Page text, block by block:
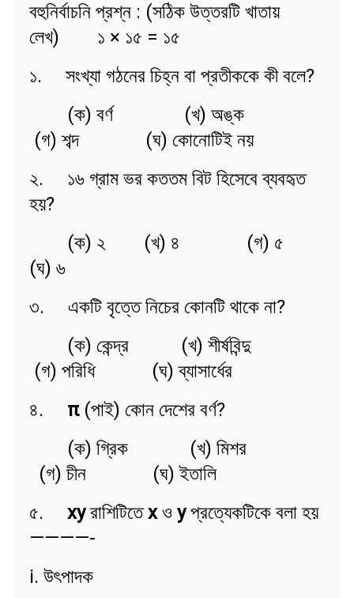
বহুনির্বাচনি প্রশ্ন : (সঠিক উত্তরটি খাতায়
লেখ) ১ × ১৫ = ১৫
১. সংখ্যা গঠনের চিহ্ন বা প্রতীককে কী বলে?
(ক) বর্ণ (খ) অঙ্ক
(গ) শব্দ (ঘ) কোনোটিই নয়
২. ১৬ গ্রাম ভর কততম বিট হিসেবে ব্যবহৃত
হয়?
(ক) ২ (খ) ৪
(গ) ৫
(ঘ) ৬
৩. একটি বৃত্তে নিচের কোনটি থাকে না?
(ক) কেন্দ্র (খ) শীর্ষবিন্দু
(গ) পরিধি (ঘ) ব্যাসার্ধের
৪. π(পাই) কোন দেশের বর্ণ?
(ক) গ্রিক (খ) মিশর
(গ) চীন (ঘ) ইতালি
৫. xyরাশিটিতেxও yপ্রত্যেকটিকে বলা হয়
————-
i. উৎপাদক